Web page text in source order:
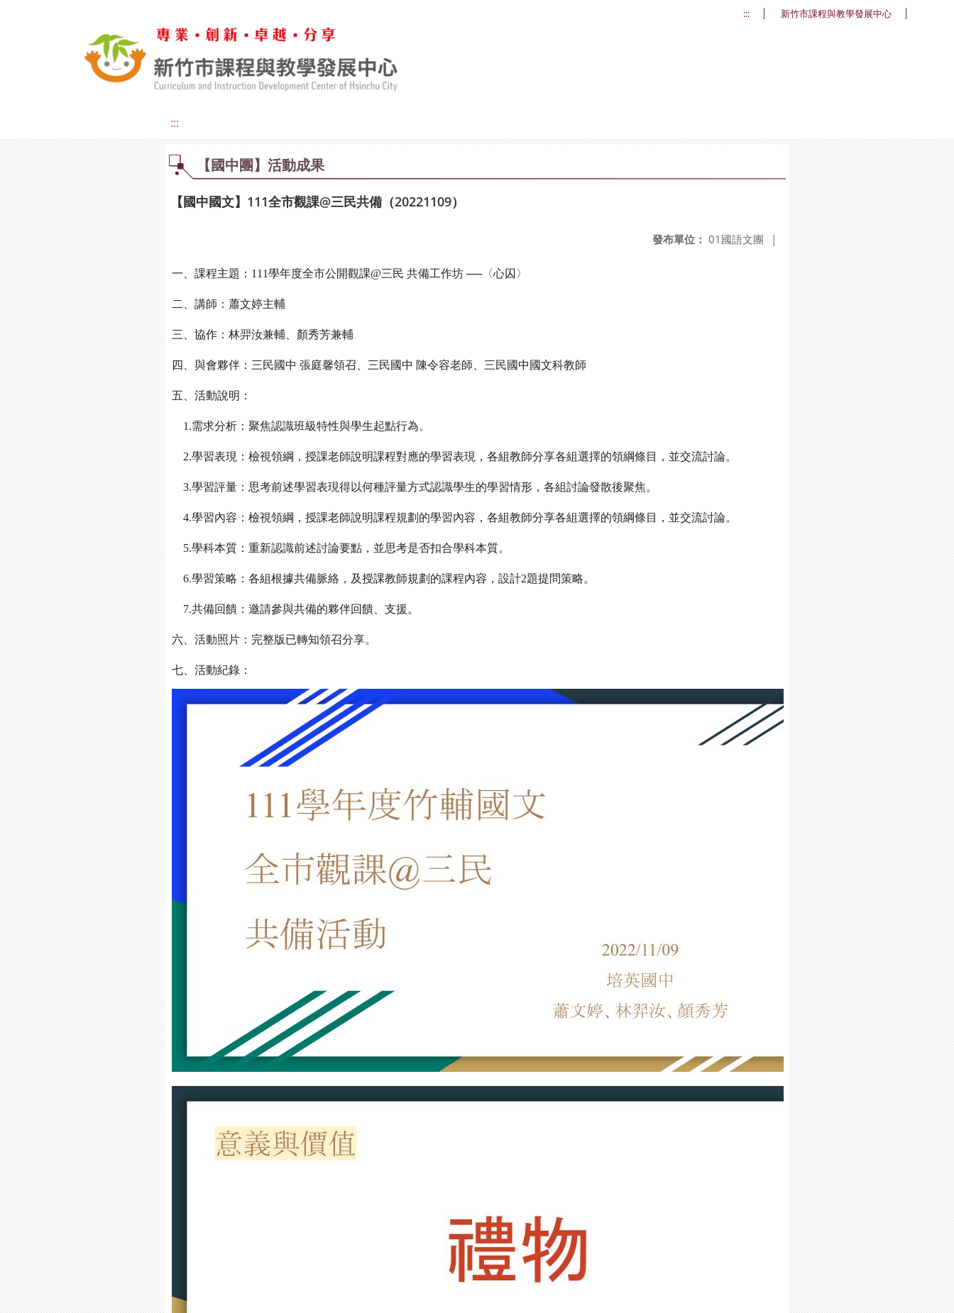
::: 新竹市課程與教學發展中心
:::
【國中團】活動成果
【國中國文】111全市觀課@三民共備（20221109）
發布單位： 01國語文團 |
一、課程主題：111學年度全市公開觀課@三民 共備工作坊 ──〈心囚〉
二、講師：蕭文婷主輔
三、協作：林羿汝兼輔、顏秀芳兼輔
四、與會夥伴：三民國中 張庭馨領召、三民國中 陳令容老師、三民國中國文科教師
五、活動說明：
1.需求分析：聚焦認識班級特性與學生起點行為。
2.學習表現：檢視領綱，授課老師說明課程對應的學習表現，各組教師分享各組選擇的領綱條目，並交流討論。
3.學習評量：思考前述學習表現得以何種評量方式認識學生的學習情形，各組討論發散後聚焦。
4.學習內容：檢視領綱，授課老師說明課程規劃的學習內容 ，各組教師分享各組選擇的領綱條目，並交流討論。
5.學科本質：重新認識前述討論要點，並思考是否扣合學科本質。
6.學習策略：各組根據共備脈絡，及授課教師規劃的課程內容，設計2題提問策略。
7.共備回饋：邀請參與共備的夥伴回饋、支援。
六、活動照片：完整版已轉知領召分享。
七、活動紀錄：